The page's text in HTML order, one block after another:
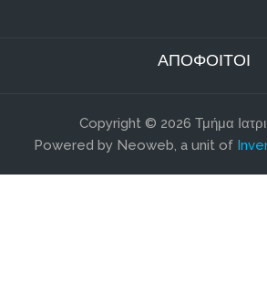
ΑΠΌΦΟΙΤΟΙ
Copyright © 2026 Τμήμα
Powered by Neoweb, a unit of